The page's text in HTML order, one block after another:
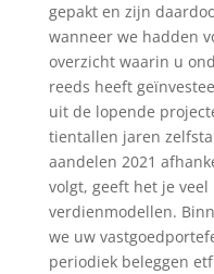
gepakt en zijn
wanneer we hadden
overzicht waarin u
reeds heeft
uit de lopende
tientallen jaren
aandelen 2021
volgt, geeft het je
verdienmodellen.
we uw
periodiek beleggen